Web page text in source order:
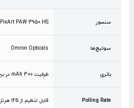
سنسور PixArt PAW 3950 HS
سوئیچ‌ها Omron Opticals
باتری ظرفیت 300 mAh در برخی گزارش‌ها
Polling Rate قابل تنظیم از 125 هرتز تا 8000 هرتز